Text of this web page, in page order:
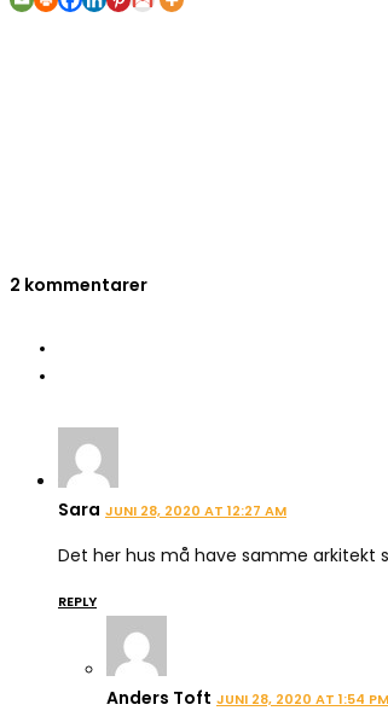
2 kommentarer
Sara JUNI 28, 2020 AT 12:27 AM
Det her hus må have samme arkitekt
REPLY
Anders Toft JUNI 28, 2020 AT 1:54 PM